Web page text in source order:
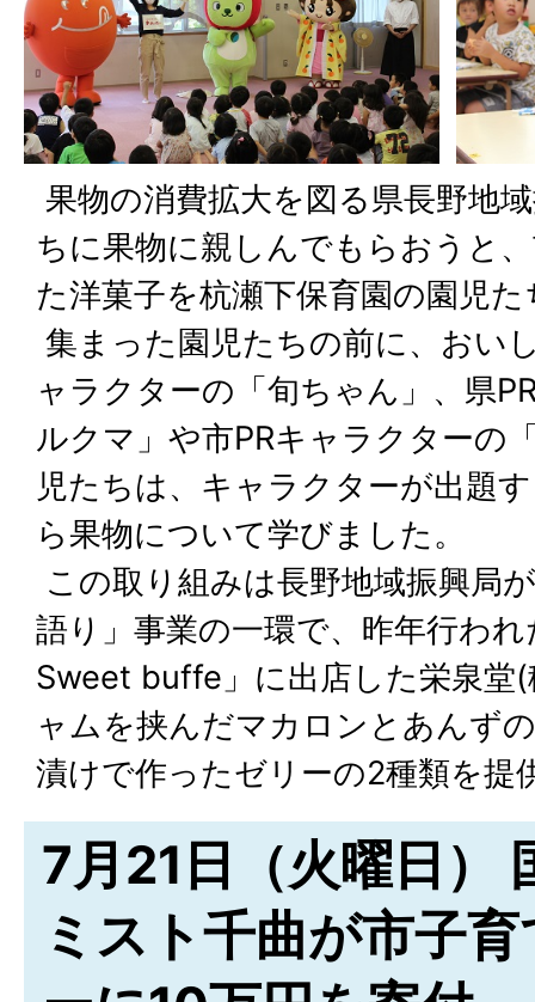
果物の消費拡大を図る県長野地
ちに果物に親しんでもらおうと
た洋菓子を杭瀬下保育園の園児
集まった園児たちの前に、おい
ャラクターの「旬ちゃん」、県
ルクマ」や市PRキャラクターの
児たちは、キャラクターが出題
ら果物について学びました。
この取り組みは長野地域振興局
語り」事業の一環で、昨年行わ
Sweet buffe」に出店した栄泉堂
ャムを挟んだマカロンとあんず
漬けで作ったゼリーの2種類を提
7月21日（火曜日）
ミスト千曲が市子